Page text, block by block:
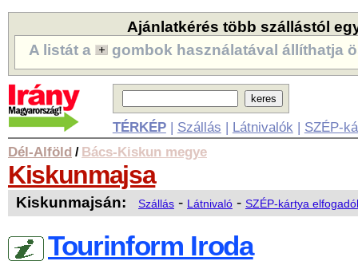
Ajánlatkérés több szállástól
A listát a
gombok használatával állíthatja
TÉRKÉP| Szállás | Látnivalók | SZÉP-
Dél-Alföld / Bács-Kiskun megye
Kiskunmajsa
Kiskunmajsán: Szállás - Látnivaló - SZÉP-kártya
Tourinform Iroda